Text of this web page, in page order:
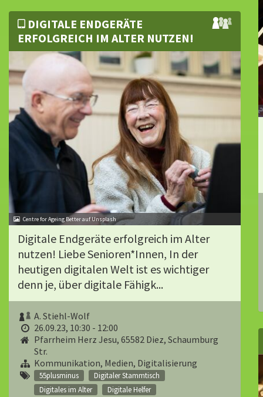
DIGITALE ENDGERÄTE
ERFOLGREICH IM ALTER NUTZEN!
Centre for Ageing Better auf Unsplash
Digitale Endgeräte erfolgreich im Alter
nutzen! Liebe Senioren*Innen, In der
heutigen digitalen Welt ist es wichtiger
denn je, über digitale Fähigk...
A. Stiehl-Wolf
26.09.23, 10:30 - 12:00
Pfarrheim Herz Jesu, 65582 Diez, Schaumburg
Str.
Kommunikation, Medien, Digitalisierung
55plusminus
Digitaler Stammtisch
Digitales im Alter
Digitale Helfer